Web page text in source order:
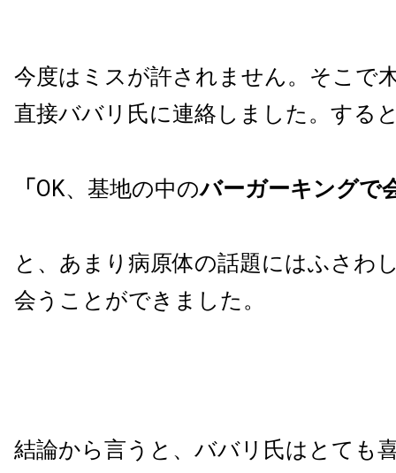
今度はミスが許されません。そこで
直接ババリ氏に連絡しました。する
「 OK、基地の中のバーガーキングで
と、あまり病原体の話題にはふさわ
会うことができました。
結論から言うと、ババリ氏はとても